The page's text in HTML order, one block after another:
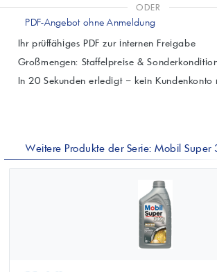
ODER
PDF-Angebot ohne Anmeldung
Ihr prüffähiges PDF zur internen Freigabe
Großmengen: Staffelpreise &
In 20 Sekunden erledigt – kein Kundenkonto
Weitere Produkte der Serie: Mobil Super